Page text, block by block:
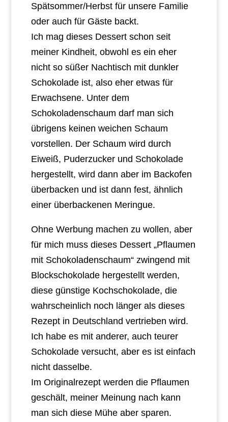
Spätsommer/Herbst für unsere Familie
oder auch für Gäste backt.
Ich mag dieses Dessert schon seit
meiner Kindheit, obwohl es ein eher
nicht so süßer Nachtisch mit dunkler
Schokolade ist, also eher etwas für
Erwachsene. Unter dem
Schokoladenschaum darf man sich
übrigens keinen weichen Schaum
vorstellen. Der Schaum wird durch
Eiweiß, Puderzucker und Schokolade
hergestellt, wird dann aber im Backofen
überbacken und ist dann fest, ähnlich
einer überbackenen Meringue.
Ohne Werbung machen zu wollen, aber
für mich muss dieses Dessert „Pflaumen
mit Schokoladenschaum“ zwingend mit
Blockschokolade hergestellt werden,
diese günstige Kochschokolade, die
wahrscheinlich noch länger als dieses
Rezept in Deutschland vertrieben wird.
Ich habe es mit anderer, auch teurer
Schokolade versucht, aber es ist einfach
nicht dasselbe.
Im Originalrezept werden die Pflaumen
geschält, meiner Meinung nach kann
man sich diese Mühe aber sparen.